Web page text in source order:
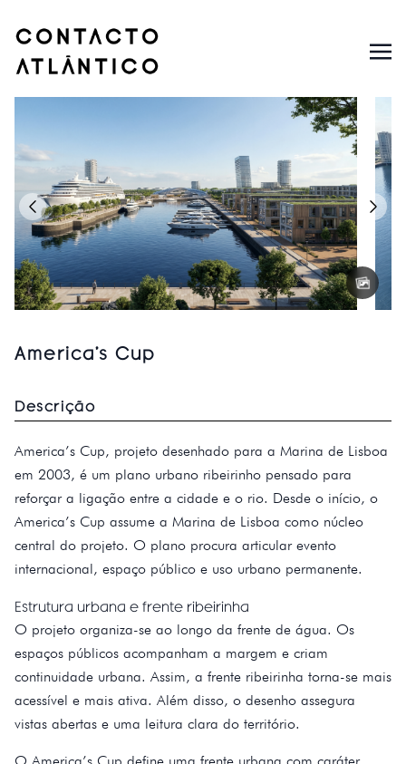
America’s Cup
Descrição
America’s Cup, projeto desenhado para a Marina de Lisboa
em 2003, é um plano urbano ribeirinho pensado para
reforçar a ligação entre a cidade e o rio. Desde o início, o
America’s Cup assume a Marina de Lisboa como núcleo
central do projeto. O plano procura articular evento
internacional, espaço público e uso urbano permanente.
Estrutura urbana e frente ribeirinha
O projeto organiza-se ao longo da frente de água. Os
espaços públicos acompanham a margem e criam
continuidade urbana. Assim, a frente ribeirinha torna-se mais
acessível e mais ativa. Além disso, o desenho assegura
vistas abertas e uma leitura clara do território.